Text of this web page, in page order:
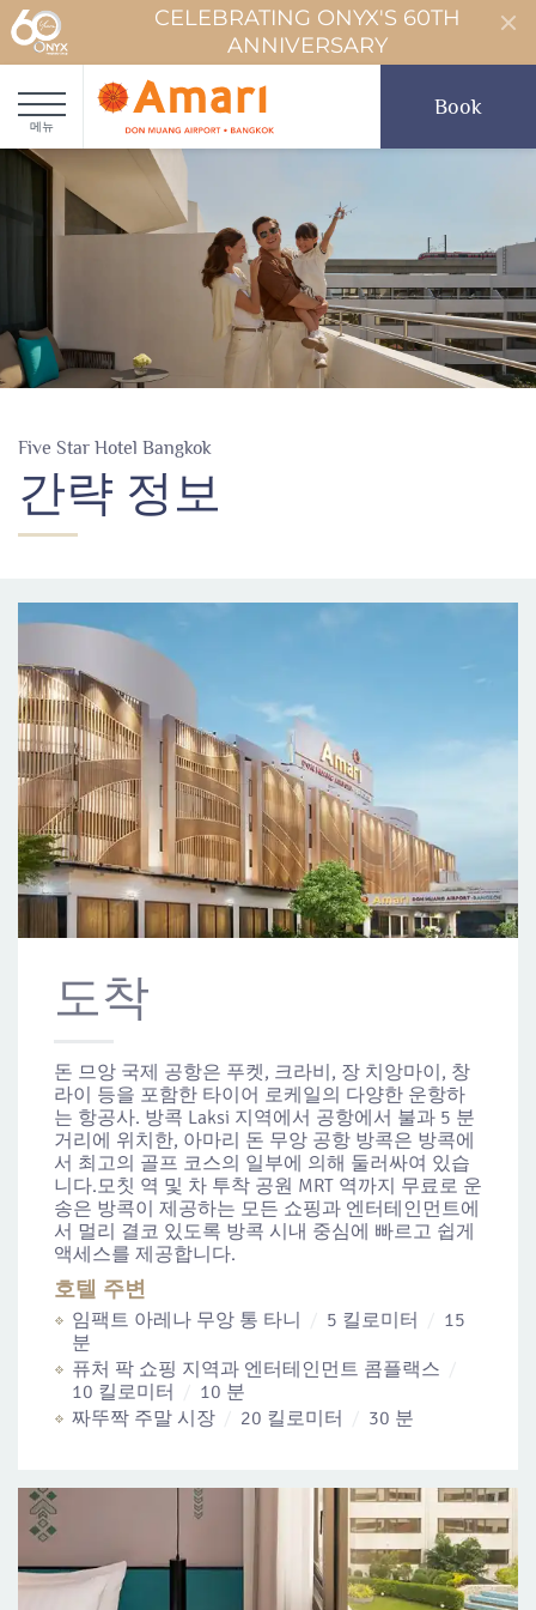
CELEBRATING ONYX'S 60TH
ANNIVERSARY
메뉴
Book
Five Star Hotel Bangkok
간략 정보
도착
돈 므앙 국제 공항은 푸켓, 크라비, 장 치앙마이, 창
라이 등을 포함한 타이어 로케일의 다양한 운항하
는 항공사. 방콕 Laksi 지역에서 공항에서 불과 5 분
거리에 위치한, 아마리 돈 무앙 공항 방콕은 방콕에
서 최고의 골프 코스의 일부에 의해 둘러싸여 있습
니다.모칫 역 및 차 투착 공원 MRT 역까지 무료로 운
송은 방콕이 제공하는 모든 쇼핑과 엔터테인먼트에
서 멀리 결코 있도록 방콕 시내 중심에 빠르고 쉽게
액세스를 제공합니다.
호텔 주변
임팩트 아레나 무앙 통 타니
5 킬로미터
15
분
퓨처 팍 쇼핑 지역과 엔터테인먼트 콤플랙스
10 킬로미터
10 분
짜뚜짝 주말 시장
20 킬로미터 30 분